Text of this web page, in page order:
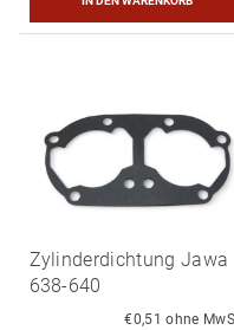
Zylinderdichtung Jawa
638-640
€0,51 ohne